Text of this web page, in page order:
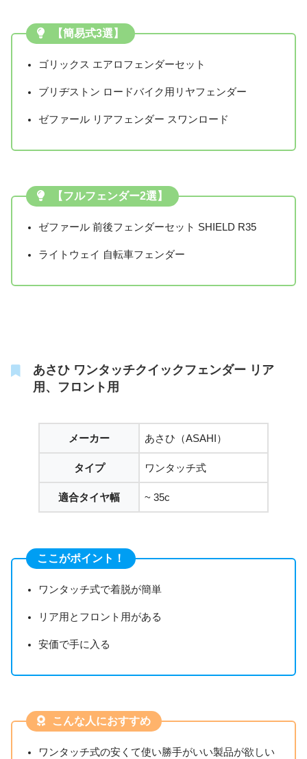
【簡易式3選】
ゴリックス エアロフェンダーセット
ブリヂストン ロードバイク用リヤフェンダー
ゼファール リアフェンダー スワンロード
【フルフェンダー2選】
ゼファール 前後フェンダーセット SHIELD R35
ライトウェイ 自転車フェンダー
あさひ ワンタッチクイックフェンダー リア
用、フロント用
メーカー あさひ（ASAHI）
タイプ ワンタッチ式
適合タイヤ幅 ~ 35c
ここがポイント！
ワンタッチ式で着脱が簡単
リア用とフロント用がある
安価で手に入る
こんな人におすすめ
ワンタッチ式の安くて使い勝手がいい製品が欲しい